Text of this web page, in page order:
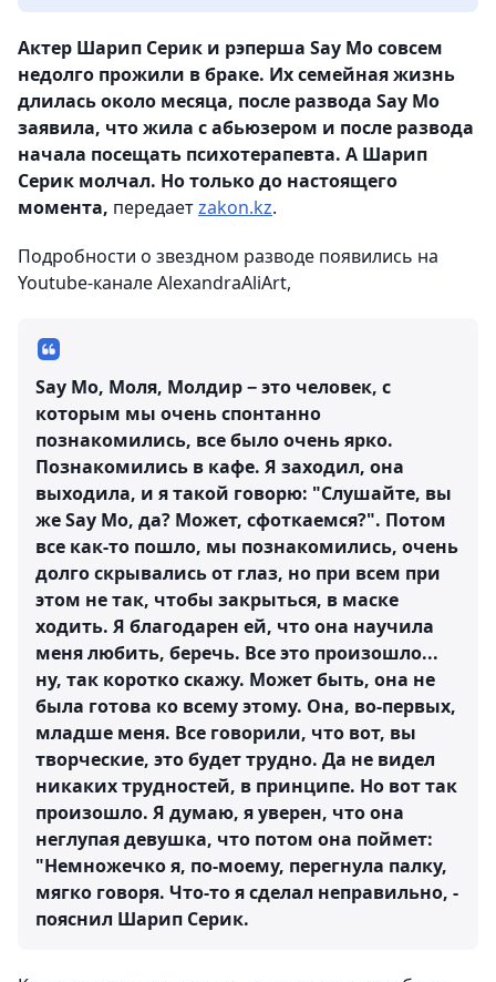
Актер Шарип Серик и рэперша Say Mo совсем
недолго прожили в браке. Их семейная жизнь
длилась около месяца, после развода Say Mo
заявила, что жила с абьюзером и после развода
начала посещать психотерапевта. А Шарип
Серик молчал. Но только до настоящего
момента, передаетzakon.kz.
Подробности о звездном разводе появились на
Youtube-канале AlexandraAliArt,
Say Mo, Моля, Молдир − это человек, с
которым мы очень спонтанно
познакомились, все было очень ярко.
Познакомились в кафе. Я заходил, она
выходила, и я такой говорю: "Слушайте, вы
же Say Mo, да? Может, сфоткаемся?". Потом
все как-то пошло, мы познакомились, очень
долго скрывались от глаз, но при всем при
этом не так, чтобы закрыться, в маске
ходить. Я благодарен ей, что она научила
меня любить, беречь. Все это произошло...
ну, так коротко скажу. Может быть, она не
была готова ко всему этому. Она, во-первых,
младше меня. Все говорили, что вот, вы
творческие, это будет трудно. Да не видел
никаких трудностей, в принципе. Но вот так
произошло. Я думаю, я уверен, что она
неглупая девушка, что потом она поймет:
"Немножечко я, по-моему, перегнула палку,
мягко говоря. Что-то я сделал неправильно, -
пояснил Шарип Серик.